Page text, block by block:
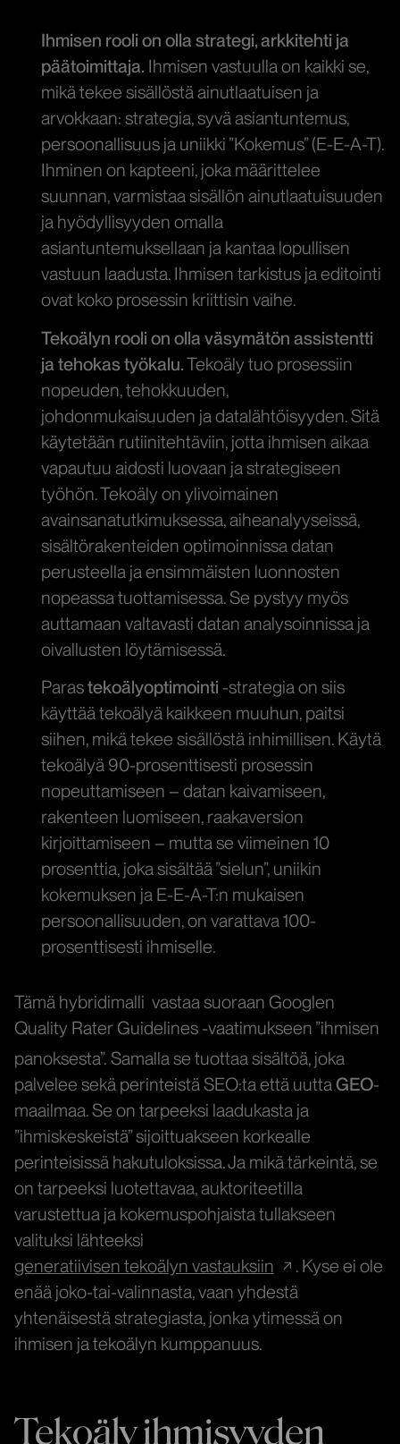
Ihmisen rooli on olla strategi, arkkitehti ja
päätoimittaja. Ihmisen vastuulla on kaikki se,
mikä tekee sisällöstä ainutlaatuisen ja
arvokkaan: strategia, syvä asiantuntemus,
persoonallisuus ja uniikki ”Kokemus” (E-E-A-T).
Ihminen on kapteeni, joka määrittelee
suunnan, varmistaa sisällön ainutlaatuisuuden
ja hyödyllisyyden omalla
asiantuntemuksellaan ja kantaa lopullisen
vastuun laadusta. Ihmisen tarkistus ja editointi
ovat koko prosessin kriittisin vaihe.
Tekoälyn rooli on olla väsymätön assistentti
ja tehokas työkalu.Tekoäly tuo prosessiin
nopeuden, tehokkuuden,
johdonmukaisuuden ja datalähtöisyyden. Sitä
käytetään rutiinitehtäviin, jotta ihmisen aikaa
vapautuu aidosti luovaan ja strategiseen
työhön. Tekoäly on ylivoimainen
avainsanatutkimuksessa, aiheanalyyseissä,
sisältörakenteiden optimoinnissa datan
perusteella ja ensimmäisten luonnosten
nopeassa tuottamisessa. Se pystyy myös
auttamaan valtavasti datan analysoinnissa ja
oivallusten löytämisessä.
Parastekoälyoptimointi-strategia on siis
käyttää tekoälyä kaikkeen muuhun, paitsi
siihen, mikä tekee sisällöstä inhimillisen. Käytä
tekoälyä 90-prosenttisesti prosessin
nopeuttamiseen – datan kaivamiseen,
rakenteen luomiseen, raakaversion
kirjoittamiseen – mutta se viimeinen 10
prosenttia, joka sisältää ”sielun”, uniikin
kokemuksen ja E-E-A-T:n mukaisen
persoonallisuuden, on varattava 100-
prosenttisesti ihmiselle.
Tämä hybridimalli vastaa suoraan Googlen
Quality Rater Guidelines -vaatimukseen ”ihmisen
panoksesta”. Samalla se tuottaa sisältöä, joka
palvelee sekä perinteistä SEO:ta että uutta GEO-
maailmaa. Se on tarpeeksi laadukasta ja
”ihmiskeskeistä” sijoittuakseen korkealle
perinteisissä hakutuloksissa. Ja mikä tärkeintä, se
on tarpeeksi luotettavaa, auktoriteetilla
varustettua ja kokemuspohjaista tullakseen
valituksi lähteeksi
generatiivisen tekoälyn vastauksiin
. Kyse ei ole
enää joko-tai-valinnasta, vaan yhdestä
yhtenäisestä strategiasta, jonka ytimessä on
ihmisen ja tekoälyn kumppanuus.
Tekoäly ihmisyyden